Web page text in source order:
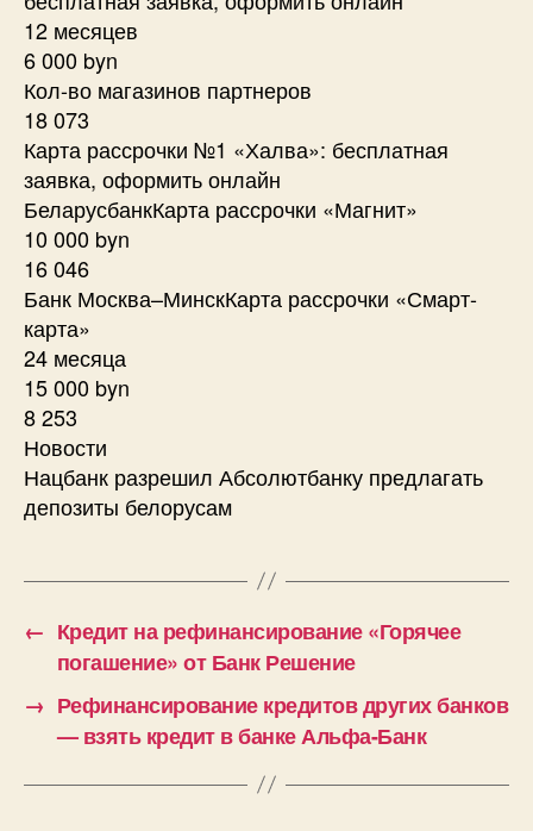
12 месяцев
6 000 byn
Кол-во магазинов партнеров
18 073
Карта рассрочки №1 «Халва»: бесплатная
заявка, оформить онлайн
БеларусбанкКарта рассрочки «Магнит»
10 000 byn
16 046
Банк Москва–МинскКарта рассрочки «Смарт-
карта»
24 месяца
15 000 byn
8 253
Новости
Нацбанк разрешил Абсолютбанку предлагать
депозиты белорусам
← Кредит на рефинансирование «Горячее
погашение» от Банк Решение
→ Рефинансирование кредитов других банков
— взять кредит в банке Альфа-Банк